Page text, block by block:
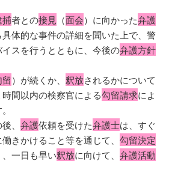
捕者との接見 （面会）に向かった弁護
体的な事件の詳細を聞いた上で、警
スを行うとともに、今後の弁護方針
）が続くか、釈放されるかについて
間以内の検察官による勾留請求によ
後、弁護依頼を受けた弁護士は、すぐ
きかけること等を通じて、勾留決定
一日も早い釈放に向けて、弁護活動